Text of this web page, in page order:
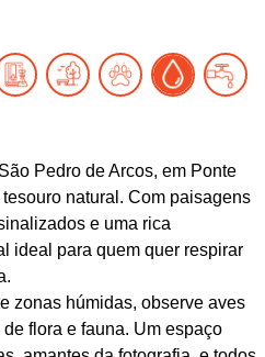
Pedro de Arcos, em Ponte
natural. Com paisagens
e uma rica
ideal para quem quer respirar
zonas húmidas, observe aves
flora e fauna. Um espaço